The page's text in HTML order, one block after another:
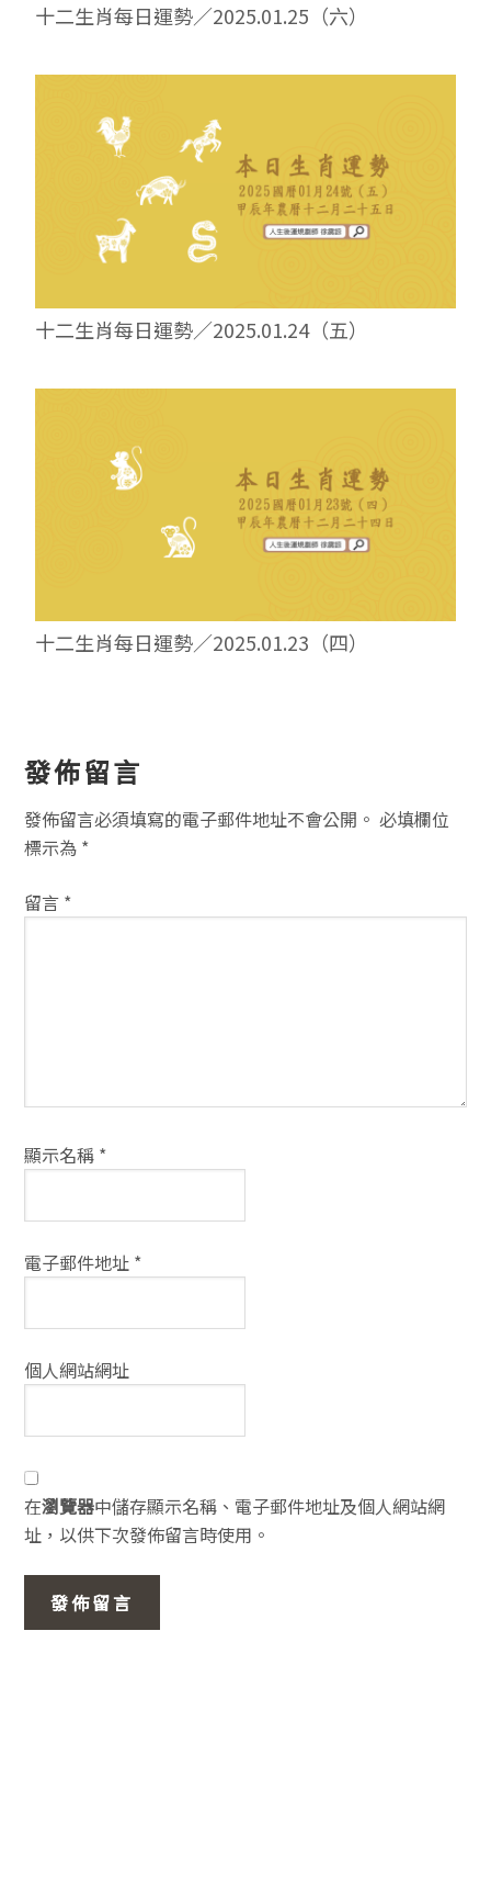
十二生肖每日運勢／2025.01.25（六）
十二生肖每日運勢／2025.01.24（五）
十二生肖每日運勢／2025.01.23（四）
讀
者
互
動
方
發佈留言
發佈留言必須填寫的電子郵件地址不會公開。 必填欄位
標示為 *
留言 *
顯示名稱 *
電子郵件地址 *
個人網站網址
在瀏覽器中儲存顯示名稱、電子郵件地址及個人網站網
址，以供下次發佈留言時使用。